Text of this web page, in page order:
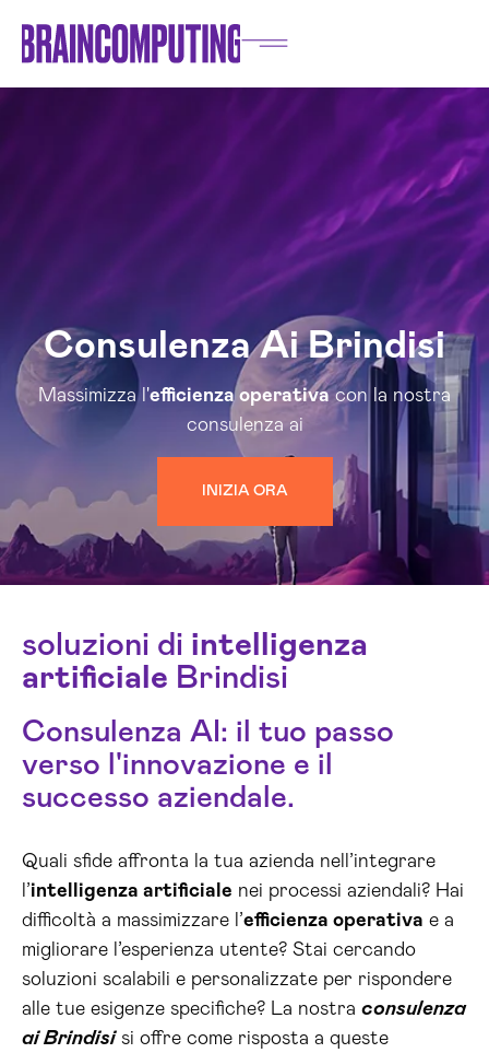
Consulenza Ai Brindisi
Massimizza l'efficienza operativacon la nostra
consulenza ai
INIZIA ORA
soluzioni di intelligenza
artificiale Brindisi
Consulenza AI: il tuo passo
verso l'innovazione e il
successo aziendale.
Quali sfide affronta la tua azienda nell’integrare
l’intelligenza artificiale nei processi aziendali? Hai
difficoltà a massimizzare l’efficienza operativa e a
migliorare l’esperienza utente? Stai cercando
soluzioni scalabili e personalizzate per rispondere
alle tue esigenze specifiche? La nostra consulenza
ai Brindisisi offre come risposta a queste